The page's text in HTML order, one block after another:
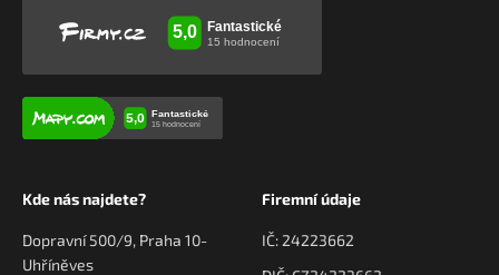
Kde nás najdete?
Dopravní 500/9, Praha 10-
Uhříněves
Firemní údaje
IČ: 24223662